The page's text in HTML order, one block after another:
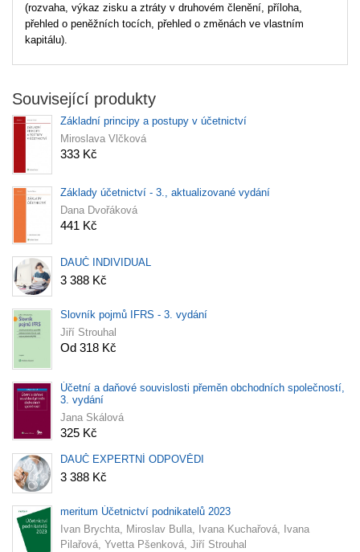
(rozvaha, výkaz zisku a ztráty v druhovém členění, příloha,
přehled o peněžních tocích, přehled o změnách ve vlastním
kapitálu).
Související produkty
Základní principy a postupy v účetnictví
Miroslava Vlčková
333 Kč
Základy účetnictví - 3., aktualizované vydání
Dana Dvořáková
441 Kč
DAUČ INDIVIDUAL
3 388 Kč
Slovník pojmů IFRS - 3. vydání
Jiří Strouhal
Od 318 Kč
Účetní a daňové souvislosti přeměn obchodních společností,
3. vydání
Jana Skálová
325 Kč
DAUČ EXPERTNÍ ODPOVĚDI
3 388 Kč
meritum Účetnictví podnikatelů 2023
Ivan Brychta, Miroslav Bulla, Ivana Kuchařová, Ivana
Pilařová, Yvetta Pšenková, Jiří Strouhal